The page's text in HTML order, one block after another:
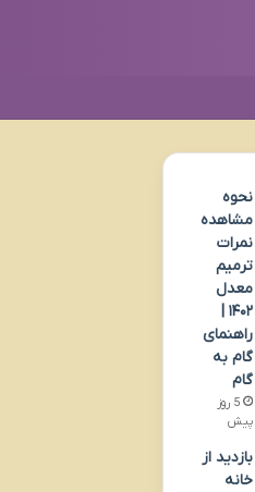
نحوه
مشاهده
نمرات
ترمیم
معدل
۱۴۰۲ |
راهنمای
گام به
گام
5 روز
پیش
بازدید از
خانه